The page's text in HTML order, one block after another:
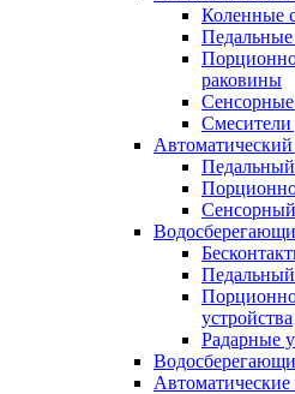
Коленные
Педальные
раковины
Смесители
устройства
Радарные